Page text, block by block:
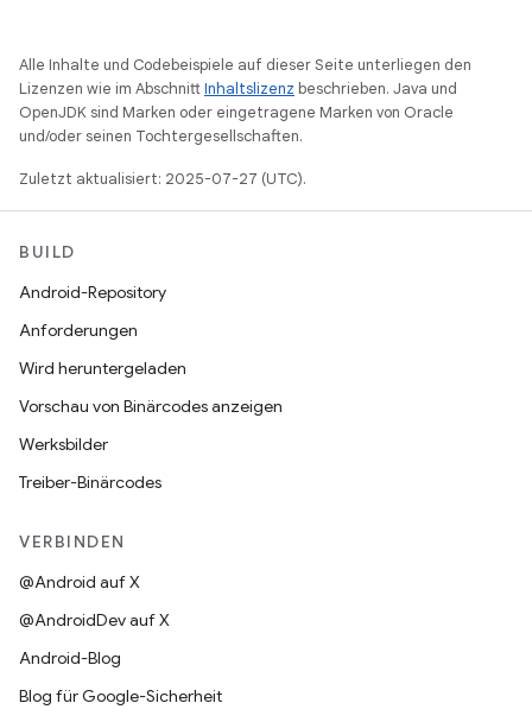
Alle Inhalte und Codebeispiele auf dieser Seite unterliegen den
Lizenzen wie im AbschnittInhaltslizenz beschrieben. Java und
OpenJDK sind Marken oder eingetragene Marken von Oracle
und/oder seinen Tochtergesellschaften.
Zuletzt aktualisiert: 2025-07-27 (UTC).
BUILD
Android-Repository
Anforderungen
Wird heruntergeladen
Vorschau von Binärcodes anzeigen
Werksbilder
Treiber-Binärcodes
VERBINDEN
@Android auf X
@AndroidDev auf X
Android-Blog
Blog für Google-Sicherheit